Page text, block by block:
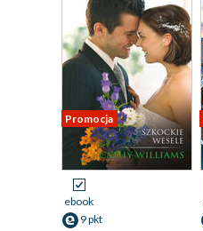
Promocja
ebook
9 pkt